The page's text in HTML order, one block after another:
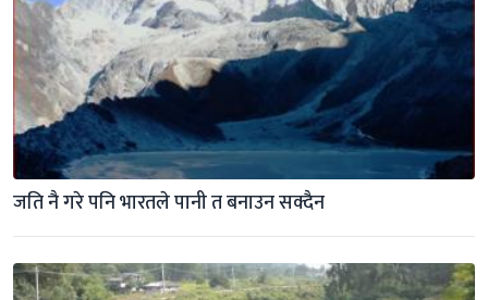
जति नै गरे पनि भारतले पानी त बनाउन सक्दैन